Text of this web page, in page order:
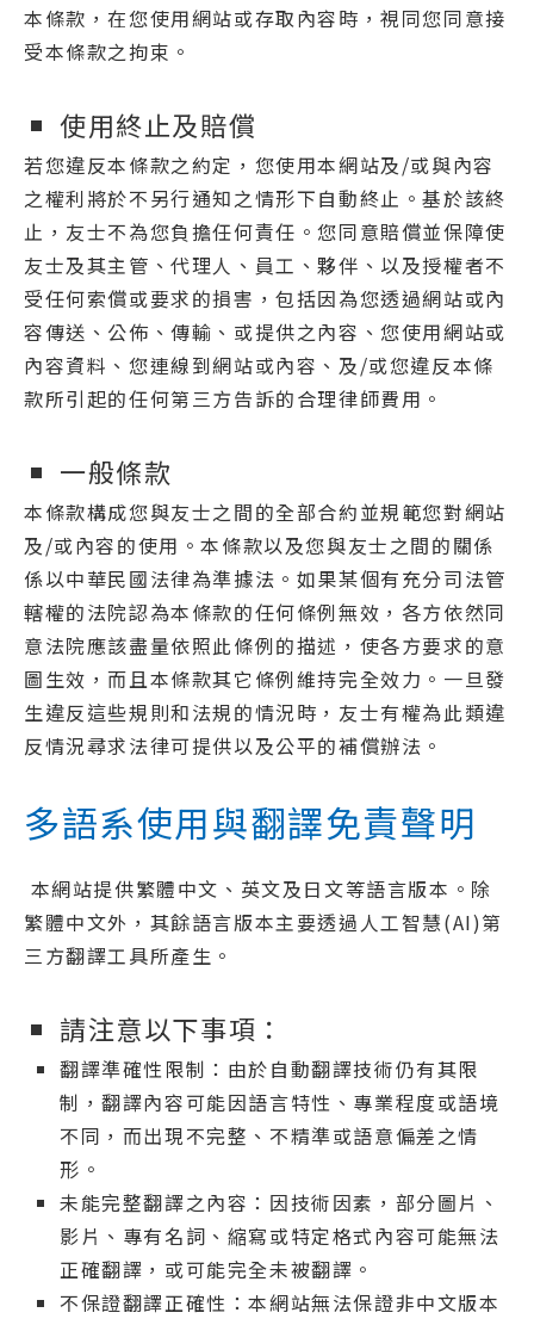
本條款，在您使用網站或存取內容時，視同您同意接
受本條款之拘束。
使用終止及賠償
若您違反本條款之約定，您使用本網站及/或與內容
之權利將於不另行通知之情形下自動終止。基於該終
止，友士不為您負擔任何責任。您同意賠償並保障使
友士及其主管、代理人、員工、夥伴、以及授權者不
受任何索償或要求的損害，包括因為您透過網站或內
容傳送、公佈、傳輸、或提供之內容、您使用網站或
內容資料、您連線到網站或內容、及/或您違反本條
款所引起的任何第三方告訴的合理律師費用。
一般條款
本條款構成您與友士之間的全部合約並規範您對網站
及/或內容的使用。本條款以及您與友士之間的關係
係以中華民國法律為準據法。如果某個有充分司法管
轄權的法院認為本條款的任何條例無效，各方依然同
意法院應該盡量依照此條例的描述，使各方要求的意
圖生效，而且本條款其它條例維持完全效力。一旦發
生違反這些規則和法規的情況時，友士有權為此類違
反情況尋求法律可提供以及公平的補償辦法。
多語系使用與翻譯免責聲明
本網站提供繁體中文、英文及日文等語言版本。除
繁體中文外，其餘語言版本主要透過人工智慧(AI)第
三方翻譯工具所產生。
請注意以下事項：
翻譯準確性限制：由於自動翻譯技術仍有其限
制，翻譯內容可能因語言特性、專業程度或語境
不同，而出現不完整、不精準或語意偏差之情
形。
未能完整翻譯之內容：因技術因素，部分圖片、
影片、專有名詞、縮寫或特定格式內容可能無法
正確翻譯，或可能完全未被翻譯。
不保證翻譯正確性：本網站無法保證非中文版本